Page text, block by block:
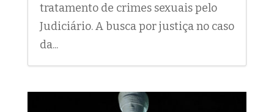
tratamento de crimes sexuais pelo
Judiciário. A busca por justiça no caso
da...